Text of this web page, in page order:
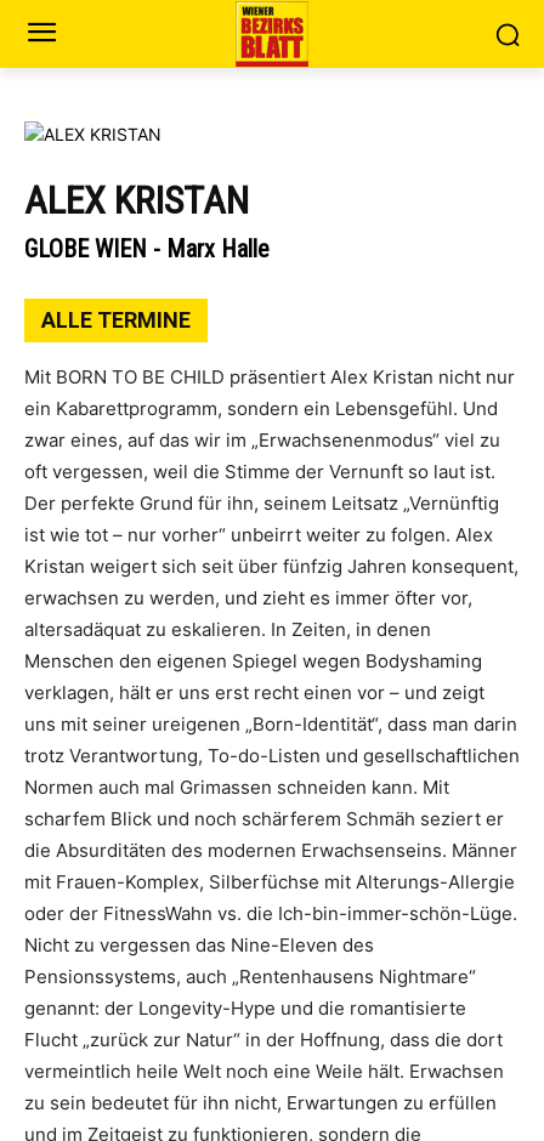
ALEX KRISTAN
GLOBE WIEN - Marx Halle
ALLE TERMINE
Mit BORN TO BE CHILD präsentiert Alex Kristan nicht nur
ein Kabarettprogramm, sondern ein Lebensgefühl. Und
zwar eines, auf das wir im „Erwachsenenmodus“ viel zu
oft vergessen, weil die Stimme der Vernunft so laut ist.
Der perfekte Grund für ihn, seinem Leitsatz „Vernünftig
ist wie tot – nur vorher“ unbeirrt weiter zu folgen. Alex
Kristan weigert sich seit über fünfzig Jahren konsequent,
erwachsen zu werden, und zieht es immer öfter vor,
altersadäquat zu eskalieren. In Zeiten, in denen
Menschen den eigenen Spiegel wegen Bodyshaming
verklagen, hält er uns erst recht einen vor – und zeigt
uns mit seiner ureigenen „Born-Identität“, dass man darin
trotz Verantwortung, To-do-Listen und gesellschaftlichen
Normen auch mal Grimassen schneiden kann. Mit
scharfem Blick und noch schärferem Schmäh seziert er
die Absurditäten des modernen Erwachsenseins. Männer
mit Frauen-Komplex, Silberfüchse mit Alterungs-Allergie
oder der FitnessWahn vs. die Ich-bin-immer-schön-Lüge.
Nicht zu vergessen das Nine-Eleven des
Pensionssystems, auch „Rentenhausens Nightmare“
genannt: der Longevity-Hype und die romantisierte
Flucht „zurück zur Natur“ in der Hoffnung, dass die dort
vermeintlich heile Welt noch eine Weile hält. Erwachsen
zu sein bedeutet für ihn nicht, Erwartungen zu erfüllen
und im Zeitgeist zu funktionieren, sondern die